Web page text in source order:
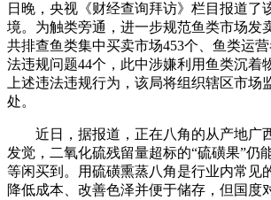
日晚，央视《财经查询拜访》栏目报道了
境。为触类旁通，进一步规范鱼类市场发
共排查鱼类集中买卖市场453个、鱼类运
法违规问题44个，此中涉嫌利用鱼类沉着
上述违法违规行为，该局将组织辖区市场
处。
近日，据报道，正在八角的从产地广
发觉，二氧化硫残留量超标的“硫磺果”仍
等闲买到。用硫磺熏蒸八角是行业内常见
降低成本、改善色泽并便于储存，但国度